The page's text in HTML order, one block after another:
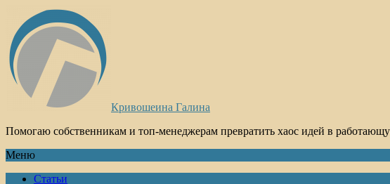
Кривошеина Галина
Помогаю собственникам и топ-менеджерам превратить хаос идей в
Меню
Статьи